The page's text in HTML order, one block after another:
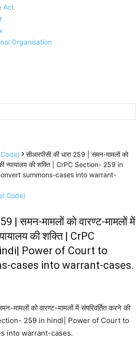
Act
Organisation
सीआरपीसी की धारा 259 | समन-मामलों को
की न्यायालय की शक्ति | CrPC Section- 259 in
summons-cases into warrant-
Code)
| समन-मामलों को वारण्ट-मामलों में
की शक्ति | CrPC
Power of Court to
cases into warrant-cases.